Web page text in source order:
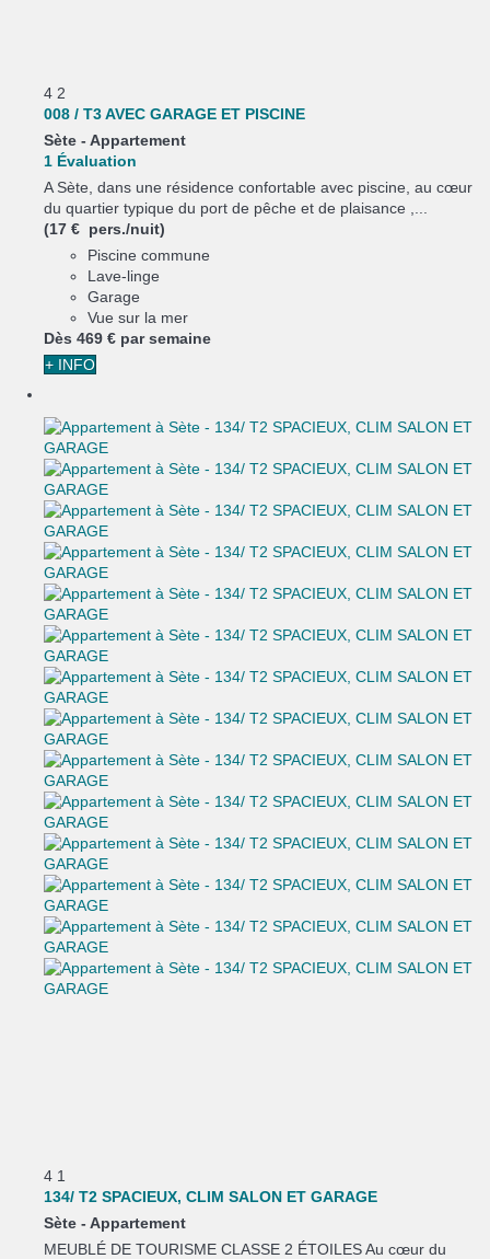
4 2
008 / T3 AVEC GARAGE ET PISCINE
Sète - Appartement
1 Évaluation
A Sète, dans une résidence confortable avec piscine, au cœur
du quartier typique du port de pêche et de plaisance ,...
(17 € pers./nuit)
Piscine commune
Lave-linge
Garage
Vue sur la mer
Dès 469 € par semaine
+ INFO
4 1
134/ T2 SPACIEUX, CLIM SALON ET GARAGE
Sète - Appartement
MEUBLÉ DE TOURISME CLASSE 2 ÉTOILES Au cœur du